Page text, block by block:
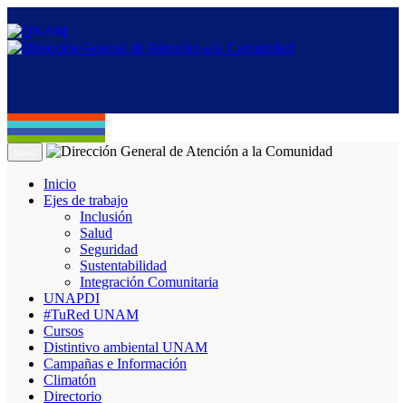
Inicio
Ejes de trabajo
Inclusión
Salud
Seguridad
Sustentabilidad
Integración Comunitaria
UNAPDI
#TuRed UNAM
Cursos
Distintivo ambiental UNAM
Campañas e Información
Climatón
Directorio